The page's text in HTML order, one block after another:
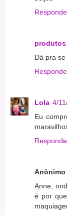
produtos
Dá pra
Lola 4/
Eu
Anônimo
Anne,
é por